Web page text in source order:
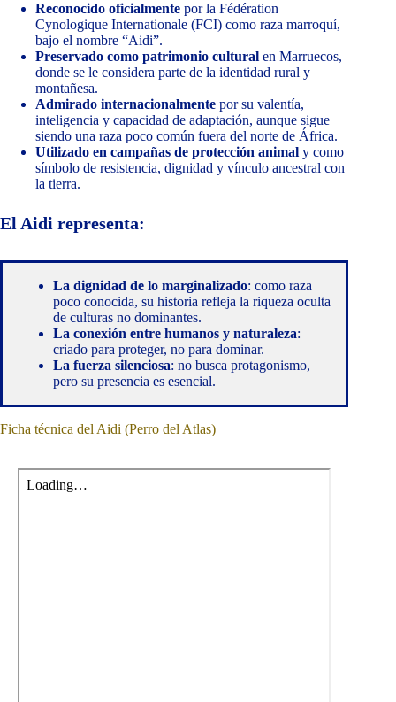
Reconocido oficialmente por la Fédération
Cynologique Internationale (FCI) como raza marroquí,
bajo el nombre “Aidi”.
Preservado como patrimonio cultural en Marruecos,
donde se le considera parte de la identidad rural y
montañesa.
Admirado internacionalmente por su valentía,
inteligencia y capacidad de adaptación, aunque sigue
siendo una raza poco común fuera del norte de África.
Utilizado en campañas de protección animal y como
símbolo de resistencia, dignidad y vínculo ancestral con
la tierra.
El Aidi representa:
La dignidad de lo marginalizado: como raza
poco conocida, su historia refleja la riqueza oculta
de culturas no dominantes.
La conexión entre humanos y naturaleza:
criado para proteger, no para dominar.
La fuerza silenciosa: no busca protagonismo,
pero su presencia es esencial.
Ficha técnica del Aidi (Perro del Atlas)